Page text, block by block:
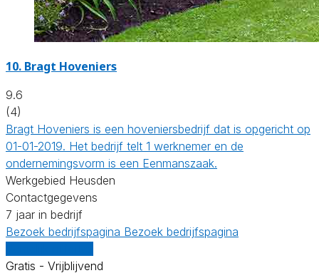
10. Bragt Hoveniers
9.6
(4)
Bragt Hoveniers is een hoveniersbedrijf dat is opgericht op
01-01-2019. Het bedrijf telt 1 werknemer en de
ondernemingsvorm is een Eenmanszaak.
Werkgebied Heusden
Contactgegevens
7 jaar in bedrijf
Bezoek bedrijfspagina Bezoek bedrijfspagina
Gratis - Vrijblijvend